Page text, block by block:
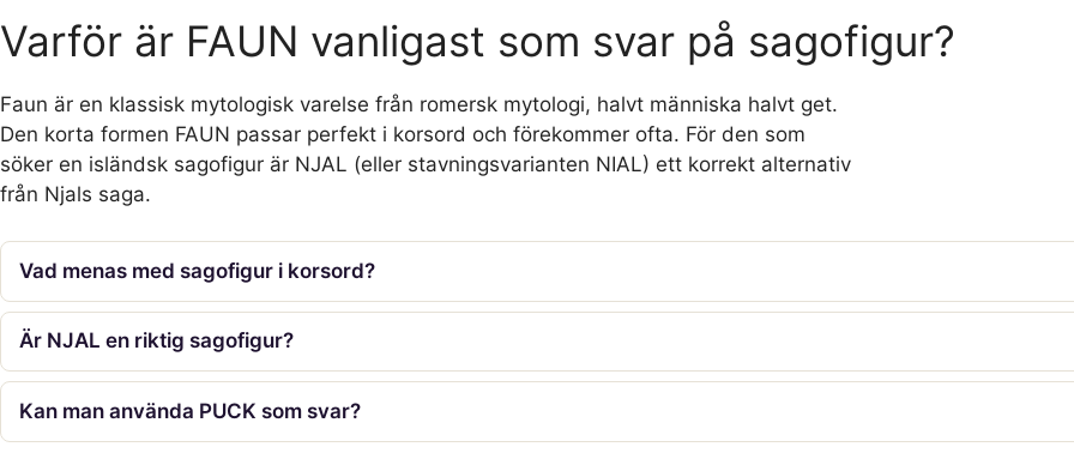
Varför är FAUN vanligast som svar på sagofigur?
Faun är en klassisk mytologisk varelse från romersk mytologi, halvt människa halvt get.
Den korta formen FAUN passar perfekt i korsord och förekommer ofta. För den som
söker en isländsk sagofigur är NJAL (eller stavningsvarianten NIAL) ett korrekt alternativ
från Njals saga.
Vad menas med sagofigur i korsord?
Är NJAL en riktig sagofigur?
Kan man använda PUCK som svar?